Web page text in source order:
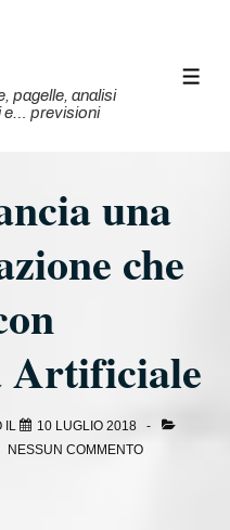
pagelle, analisi
e… previsioni
una
che
Artificiale
IL
10 LUGLIO 2018
NESSUN COMMENTO